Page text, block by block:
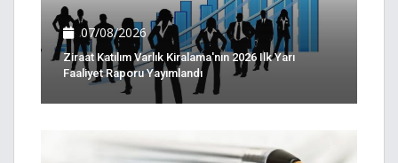
07/08/2026
Ziraat Katılım Varlık Kiralama'nın 2026 Ilk Yarı
Faaliyet Raporu Yayımlandı